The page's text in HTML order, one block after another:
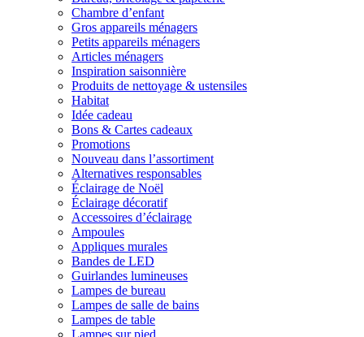
Chambre d’enfant
Gros appareils ménagers
Petits appareils ménagers
Articles ménagers
Inspiration saisonnière
Produits de nettoyage & ustensiles
Habitat
Idée cadeau
Bons & Cartes cadeaux
Promotions
Nouveau dans l’assortiment
Alternatives responsables
Éclairage de Noël
Éclairage décoratif
Accessoires d’éclairage
Ampoules
Appliques murales
Bandes de LED
Guirlandes lumineuses
Lampes de bureau
Lampes de salle de bains
Lampes de table
Lampes sur pied